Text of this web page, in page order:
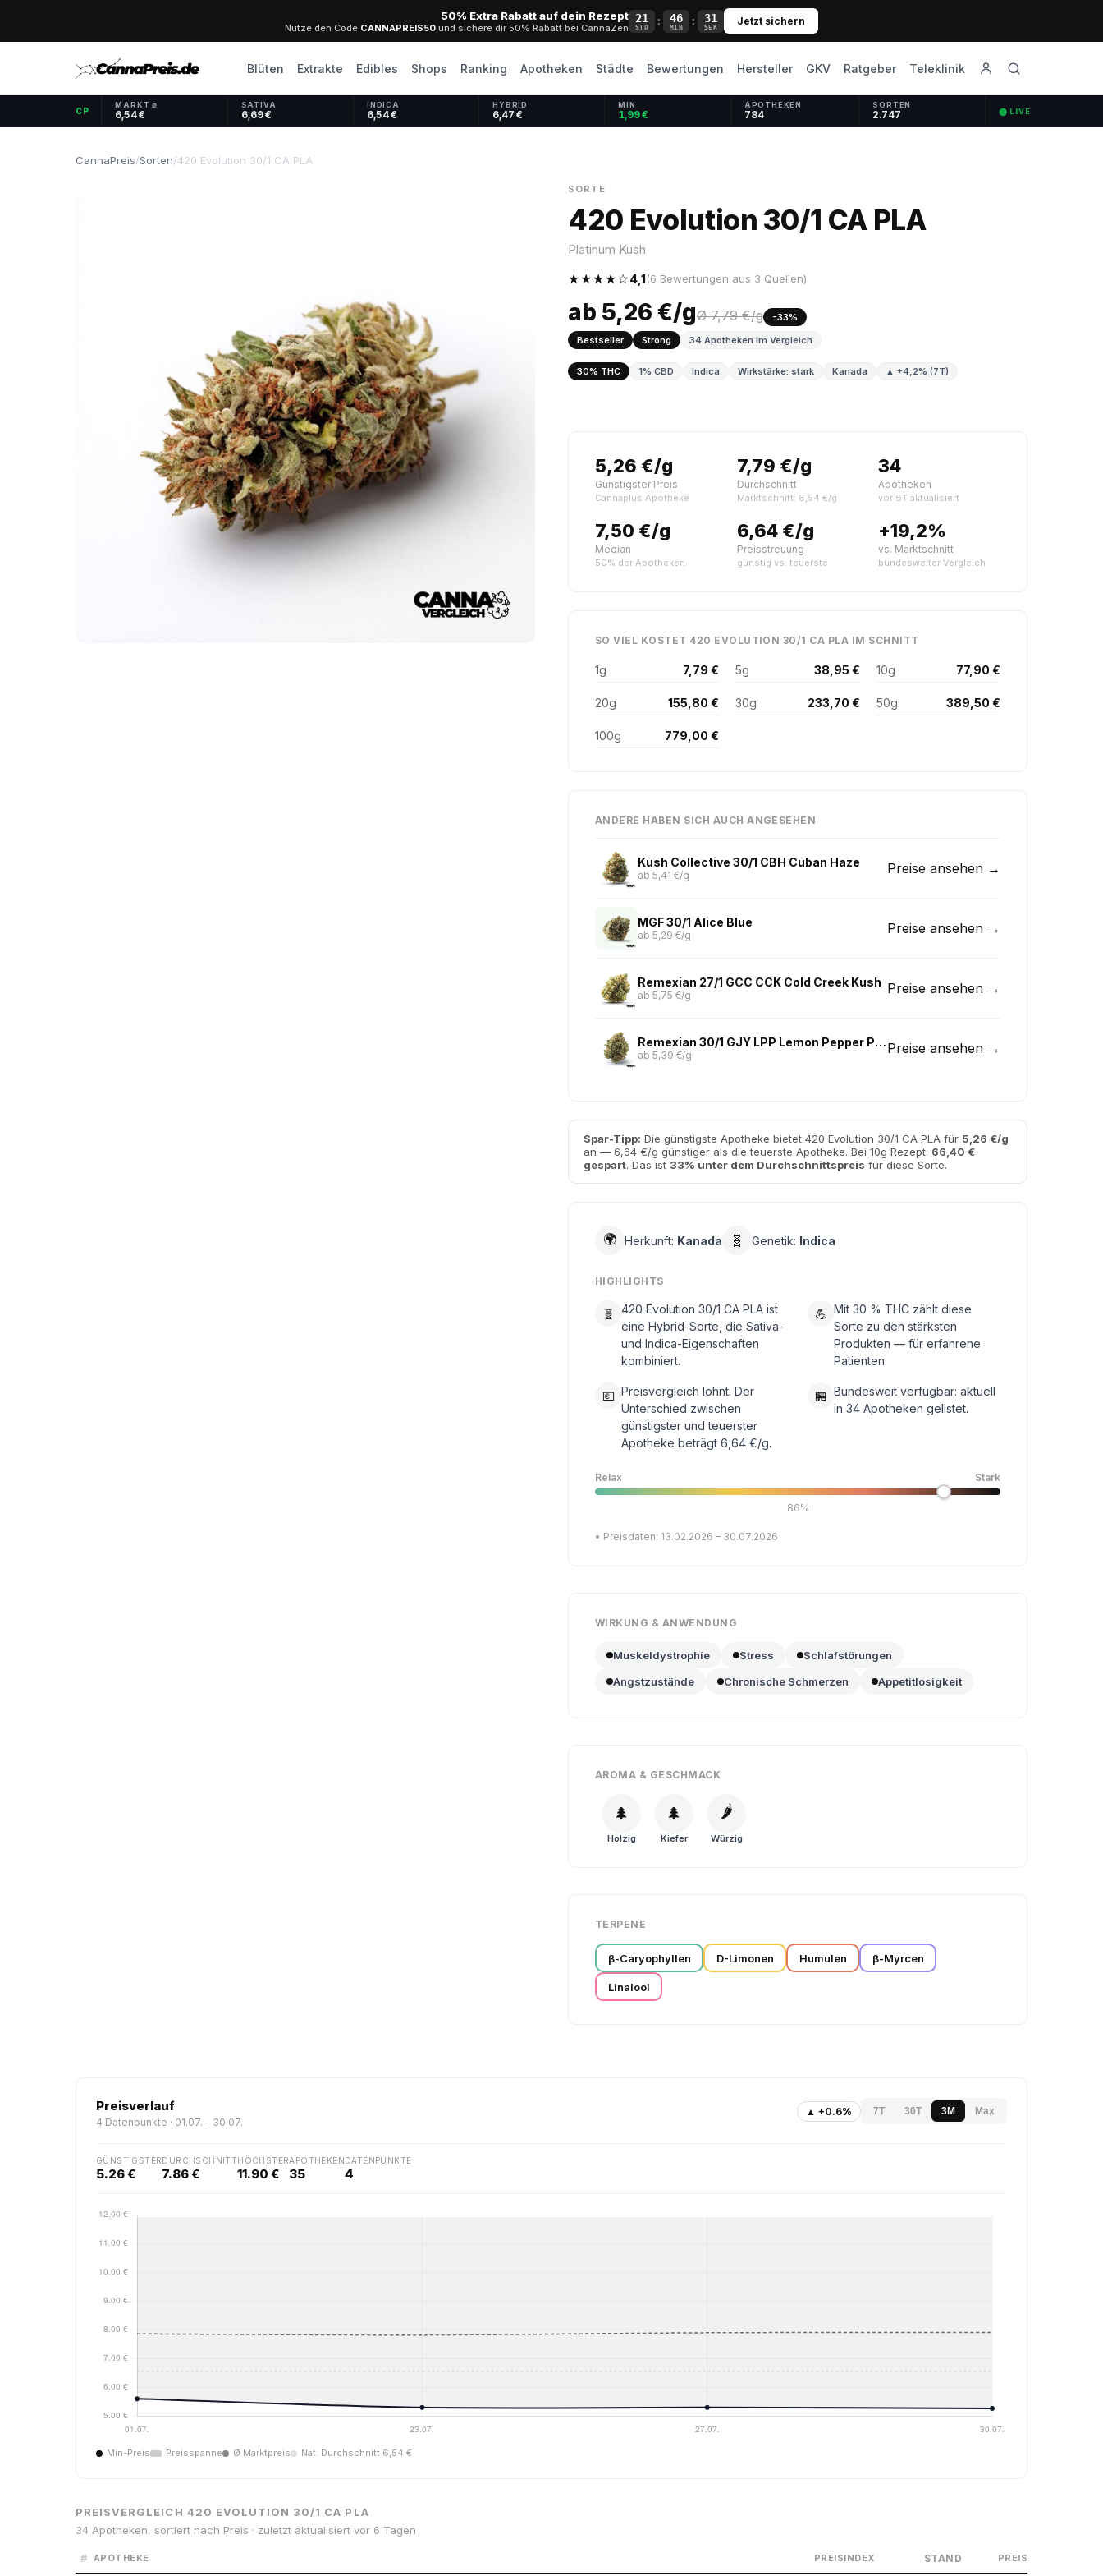
50% Extra Rabatt auf dein Rezept
Nutze den Code CANNAPREIS50 und sichere dir 50% Rabatt bei CannaZen
21
STD : 46
MIN : 30
SEK Jetzt sichern
Blüten Extrakte Edibles Shops Ranking Apotheken Städte Bewertungen Hersteller GKV Ratgeber Teleklinik
CP
MARKT ⌀
6,54 €
SATIVA
6,69 €
INDICA
6,54 €
HYBRID
6,47 €
MIN
1,99 €
APOTHEKEN
784
SORTEN
2.747 ⬤ LIVE
CannaPreis/Sorten/420 Evolution 30/1 CA PLA
SORTE
420 Evolution 30/1 CA PLA
Platinum Kush
★★★★☆4,1(6 Bewertungen aus 3 Quellen)
ab 5,26 €/gØ 7,79 €/g
-33%
Bestseller
Strong 34 Apotheken im Vergleich
30% THC 1% CBD Indica Wirkstärke: stark Kanada ▲ +4,2% (7T)
5,26 €/g
Günstigster Preis
Cannaplus Apotheke
7,79 €/g
Durchschnitt
Marktschnitt: 6,54 €/g
34
Apotheken
vor 6T aktualisiert
7,50 €/g
Median
50% der Apotheken
6,64 €/g
Preisstreuung
günstig vs. teuerste
+19,2%
vs. Marktschnitt
bundesweiter Vergleich
SO VIEL KOSTET 420 EVOLUTION 30/1 CA PLA IM SCHNITT
1g 7,79 € 5g 38,95 € 10g 77,90 €
20g 155,80 € 30g 233,70 € 50g 389,50 €
100g 779,00 €
ANDERE HABEN SICH AUCH ANGESEHEN
Kush Collective 30/1 CBH Cuban Haze
ab 5,41 €/g Preise ansehen →
MGF 30/1 Alice Blue
ab 5,29 €/g Preise ansehen →
Remexian 27/1 GCC CCK Cold Creek Kush
ab 5,75 €/g Preise ansehen →
Remexian 30/1 GJY LPP Lemon Pepper Punch
ab 5,39 €/g Preise ansehen →
Spar-Tipp: Die günstigste Apotheke bietet 420 Evolution 30/1 CA PLA für 5,26 €/g
an — 6,64 €/g günstiger als die teuerste Apotheke. Bei 10g Rezept: 66,40 €
gespart. Das ist 33% unter dem Durchschnittspreis für diese Sorte.
🌍 Herkunft: Kanada 🧬 Genetik: Indica
HIGHLIGHTS
🧬
420 Evolution 30/1 CA PLA ist
eine Hybrid-Sorte, die Sativa-
und Indica-Eigenschaften
kombiniert.
💪 Mit 30 % THC zählt diese
Sorte zu den stärksten
Produkten — für erfahrene
Patienten.
💶 Preisvergleich lohnt: Der
Unterschied zwischen
günstigster und teuerster
Apotheke beträgt 6,64 €/g.
🏪 Bundesweit verfügbar: aktuell
in 34 Apotheken gelistet.
Relax Stark
86%
• Preisdaten: 13.02.2026 – 30.07.2026
WIRKUNG & ANWENDUNG
Muskeldystrophie Stress
Schlafstörungen
Angstzustände
Chronische Schmerzen Appetitlosigkeit
AROMA & GESCHMACK
🌲
Holzig
🌲
Kiefer
🌶️
Würzig
TERPENE
β-Caryophyllen D-Limonen Humulen β-Myrcen
Linalool
Preisverlauf
4 Datenpunkte · 01.07. – 30.07.
▲ +0.6% 7T 30T 3M Max
GÜNSTIGSTER
5.26 €
DURCHSCHNITT
7.86 €
HÖCHSTER
11.90 €
APOTHEKEN
35
DATENPUNKTE
4
Min-Preis Preisspanne Ø Marktpreis Nat. Durchschnitt 6,54 €
PREISVERGLEICH 420 EVOLUTION 30/1 CA PLA
34 Apotheken, sortiert nach Preis · zuletzt aktualisiert vor 6 Tagen
# APOTHEKE PREISINDEX STAND PREIS